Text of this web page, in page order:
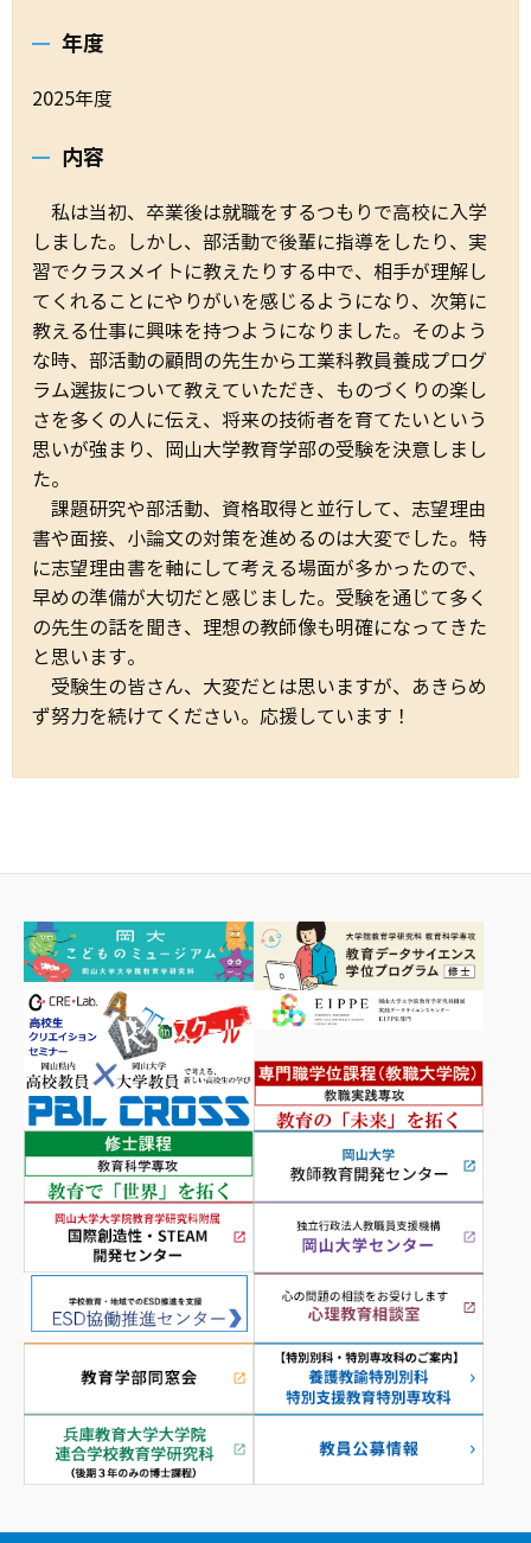
年度
2025年度
内容
私は当初、卒業後は就職をするつもりで高校に入学
しました。しかし、部活動で後輩に指導をしたり、実
習でクラスメイトに教えたりする中で、相手が理解し
てくれることにやりがいを感じるようになり、次第に
教える仕事に興味を持つようになりました。そのよう
な時、部活動の顧問の先生から工業科教員養成プログ
ラム選抜について教えていただき、ものづくりの楽し
さを多くの人に伝え、将来の技術者を育てたいという
思いが強まり、岡山大学教育学部の受験を決意しまし
た。
課題研究や部活動、資格取得と並行して、志望理由
書や面接、小論文の対策を進めるのは大変でした。特
に志望理由書を軸にして考える場面が多かったので、
早めの準備が大切だと感じました。受験を通じて多く
の先生の話を聞き、理想の教師像も明確になってきた
と思います。
受験生の皆さん、大変だとは思いますが、あきらめ
ず努力を続けてください。応援しています！